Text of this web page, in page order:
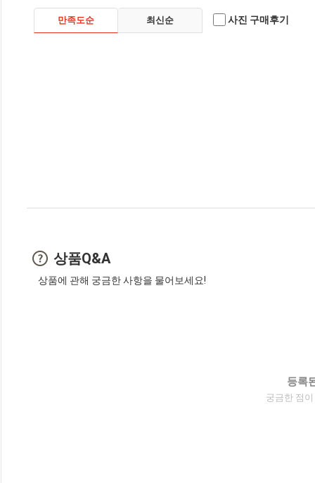
만족도순 최신순 사진 구매후기
상품Q&A
상품에 관해 궁금한 사항을 물어보세요!
등록
궁금한 점